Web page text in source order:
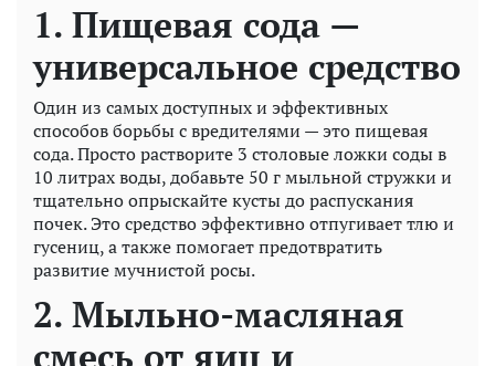
1. Пищевая сода —
универсальное средство
Один из самых доступных и эффективных
способов борьбы с вредителями — это пищевая
сода. Просто растворите 3 столовые ложки соды в
10 литрах воды, добавьте 50 г мыльной стружки и
тщательно опрыскайте кусты до распускания
почек. Это средство эффективно отпугивает тлю и
гусениц, а также помогает предотвратить
развитие мучнистой росы.
2. Мыльно-масляная
смесь от яиц и